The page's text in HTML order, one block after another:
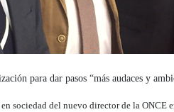
para dar pasos “más audaces y
sociedad del nuevo director de la